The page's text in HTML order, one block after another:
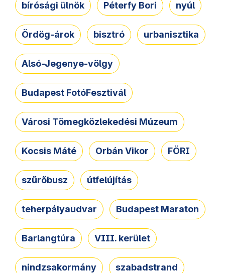
bírósági ülnök Péterfy Bori nyúl
Ördög-árok bisztró urbanisztika
Alsó-Jegenye-völgy
Budapest FotóFesztivál
Városi Tömegközlekedési Múzeum
Kocsis Máté Orbán Vikor FÖRI
szűrőbusz útfelújítás
teherpályaudvar Budapest Maraton
Barlangtúra VIII. kerület
nindzsakormány szabadstrand